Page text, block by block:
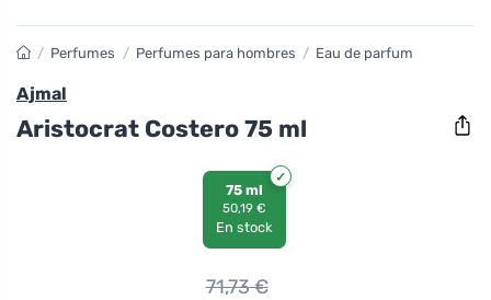
/ Perfumes / Perfumes para hombres / Eau de parfum
Ajmal
Aristocrat Costero 75 ml
75 ml
50,19 €
En stock
71,73€